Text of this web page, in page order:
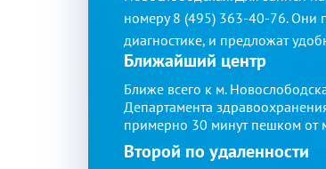
номеру 8 (495) 363-40-76. Они
диагностике, и предложат
Ближайший центр
Ближе всего к м.
Департамента
примерно 30 минут пешком от
Второй по удаленности